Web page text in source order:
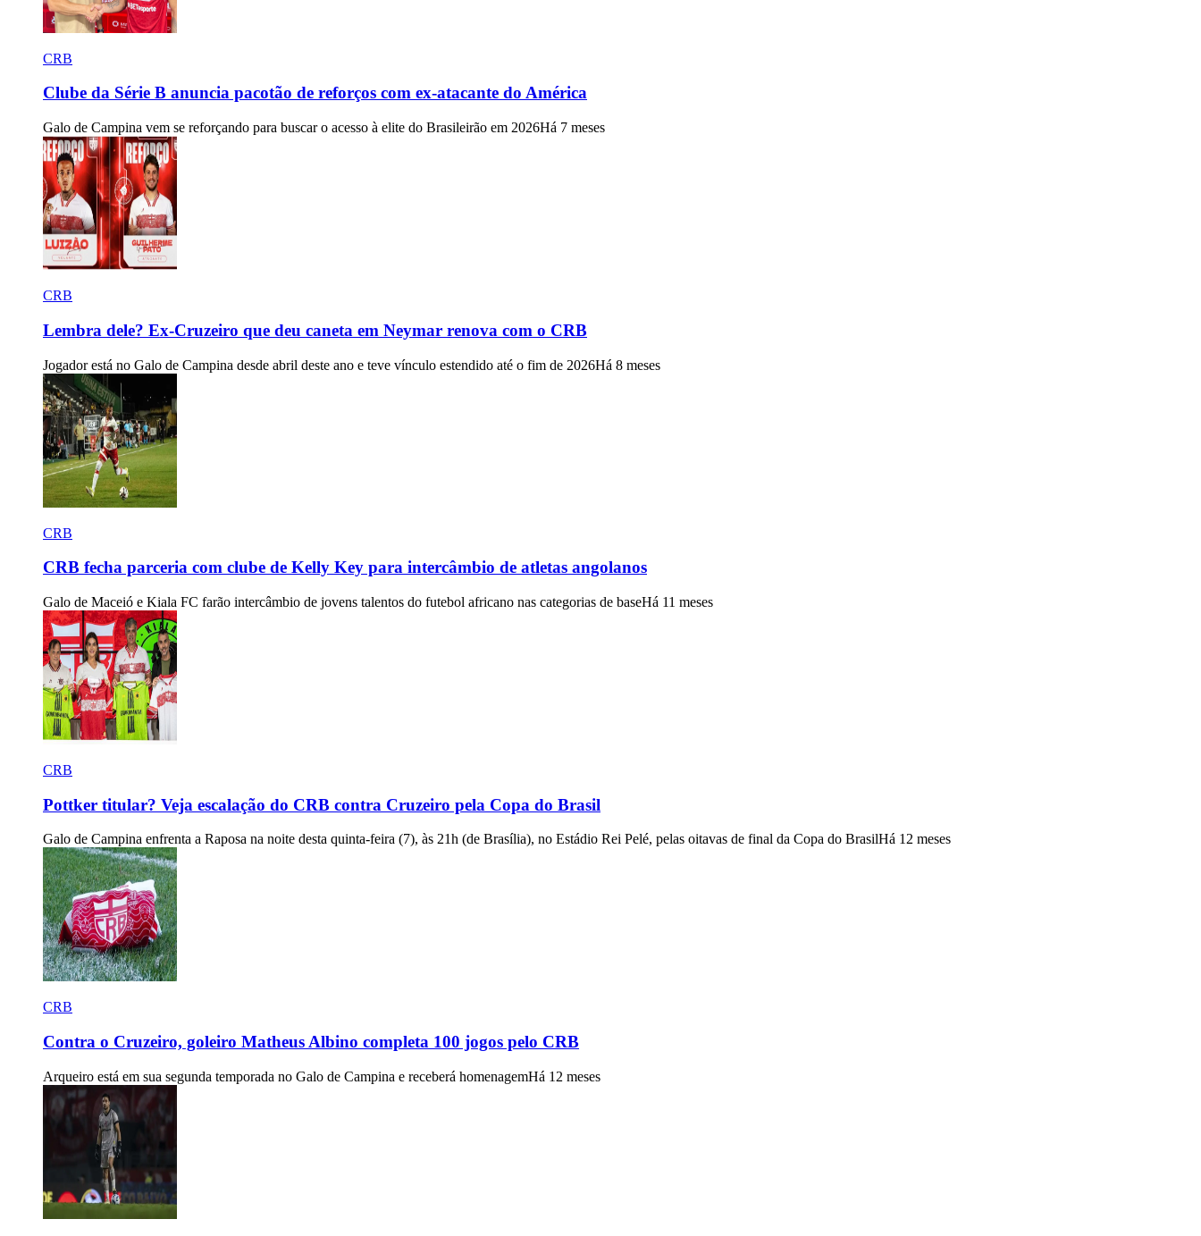
CRB
Clube da Série B anuncia pacotão de reforços com ex-atacante do América
Galo de Campina vem se reforçando para buscar o acesso à elite do Brasileirão em 2026Há 7 meses
CRB
Lembra dele? Ex-Cruzeiro que deu caneta em Neymar renova com o CRB
Jogador está no Galo de Campina desde abril deste ano e teve vínculo estendido até o fim de 2026Há 8 meses
CRB
CRB fecha parceria com clube de Kelly Key para intercâmbio de atletas angolanos
Galo de Maceió e Kiala FC farão intercâmbio de jovens talentos do futebol africano nas categorias de baseHá 11 meses
CRB
Pottker titular? Veja escalação do CRB contra Cruzeiro pela Copa do Brasil
Galo de Campina enfrenta a Raposa na noite desta quinta-feira (7), às 21h (de Brasília), no Estádio Rei Pelé, pelas oitavas de final da Copa do BrasilHá 12 meses
CRB
Contra o Cruzeiro, goleiro Matheus Albino completa 100 jogos pelo CRB
Arqueiro está em sua segunda temporada no Galo de Campina e receberá homenagemHá 12 meses